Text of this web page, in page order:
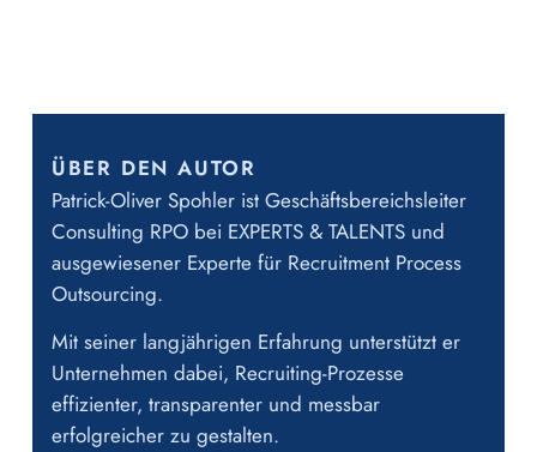
ÜBER DEN AUTOR
Patrick-Oliver Spohler ist Geschäftsbereichsleiter
Consulting RPO bei EXPERTS & TALENTS und
ausgewiesener Experte für Recruitment Process
Outsourcing.
Mit seiner langjährigen Erfahrung unterstützt er
Unternehmen dabei, Recruiting-Prozesse
effizienter, transparenter und messbar
erfolgreicher zu gestalten.